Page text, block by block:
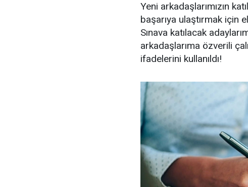
Yeni arkadaşlarımızın
başarıya ulaştırmak için
Sınava katılacak
arkadaşlarıma özverili
ifadelerini kullanıldı!